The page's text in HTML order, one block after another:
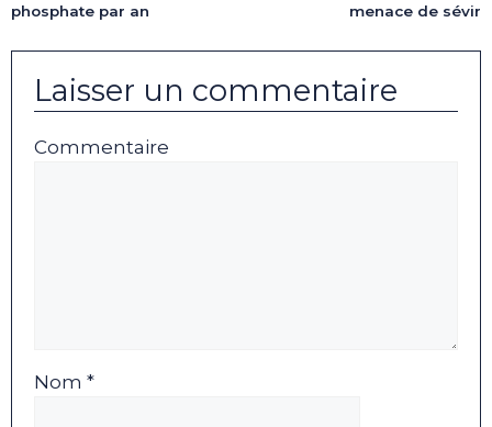
phosphate par an
menace de sévir
Laisser un commentaire
Commentaire
Nom *